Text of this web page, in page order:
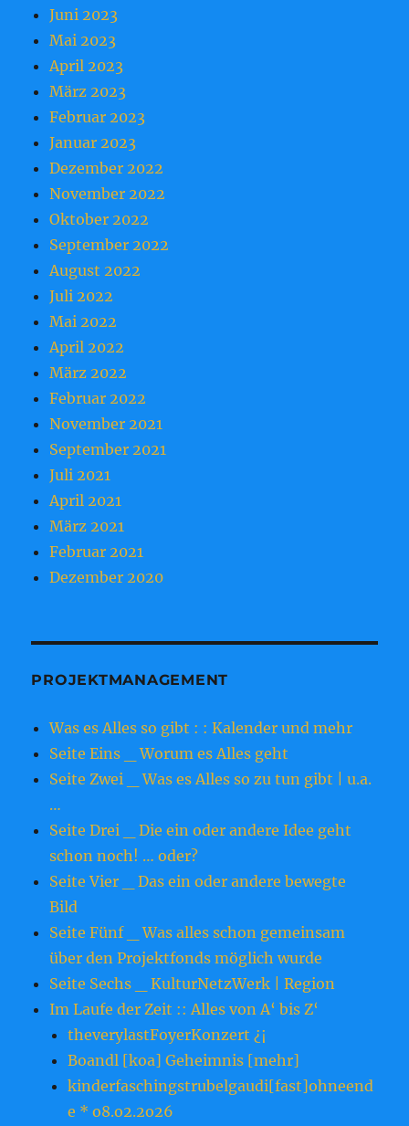
Juni 2023
Mai 2023
April 2023
März 2023
Februar 2023
Januar 2023
Dezember 2022
November 2022
Oktober 2022
September 2022
August 2022
Juli 2022
Mai 2022
April 2022
März 2022
Februar 2022
November 2021
September 2021
Juli 2021
April 2021
März 2021
Februar 2021
Dezember 2020
PROJEKTMANAGEMENT
Was es Alles so gibt : : Kalender und mehr
Seite Eins _ Worum es Alles geht
Seite Zwei _ Was es Alles so zu tun gibt | u.a.
…
Seite Drei _ Die ein oder andere Idee geht
schon noch! … oder?
Seite Vier _ Das ein oder andere bewegte
Bild
Seite Fünf _ Was alles schon gemeinsam
über den Projektfonds möglich wurde
Seite Sechs _ KulturNetzWerk | Region
Im Laufe der Zeit :: Alles von A‘ bis Z‘
theverylastFoyerKonzert ¿¡
Boandl [koa] Geheimnis [mehr]
kinderfaschingstrubelgaudi[fast]ohneend
e * o8.o2.2o26